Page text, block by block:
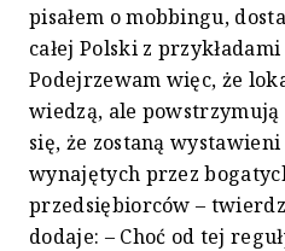
pisałem o mobbingu,
całej Polski z
Podejrzewam więc, że
wiedzą, ale
się, że zostaną
wynajętych przez
przedsiębiorców –
dodaje: – Choć od tej